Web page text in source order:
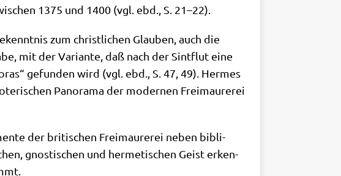
1375 und 1400 (vgl. ebd., S. 21–22).
zum christ­li­chen Glau­ben, auch die
mit der Vari­an­te, daß nach der Sint­flut eine
gefun­den wird (vgl. ebd., S. 47, 49). Her­mes
Pan­ora­ma der moder­nen Frei­mau­re­rei
der bri­ti­schen Frei­mau­re­rei neben bibli­
gno­sti­schen und her­me­ti­schen Geist erken­